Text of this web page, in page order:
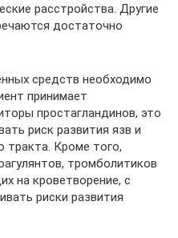
расстройства. Другие
достаточно
средств необходимо
принимает
простагландинов, это
риск развития язв и
тракта. Кроме того,
тромболитиков
на кроветворение, с
риски развития